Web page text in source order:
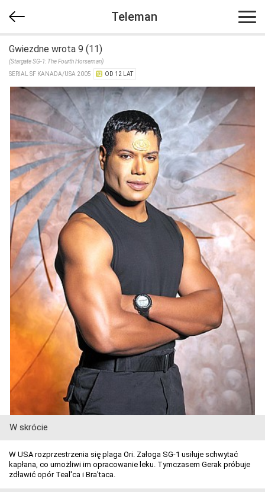
Teleman
Gwiezdne wrota 9 (11)
(Stargate SG-1: The Fourth Horseman)
SERIAL SF KANADA/​USA 2005
OD 12 LAT
W skrócie
W USA rozprzestrzenia się plaga Ori. Załoga SG-1 usiłuje schwytać
kapłana, co umożliwi im opracowanie leku. Tymczasem Gerak próbuje
zdławić opór Teal'ca i Bra'taca.